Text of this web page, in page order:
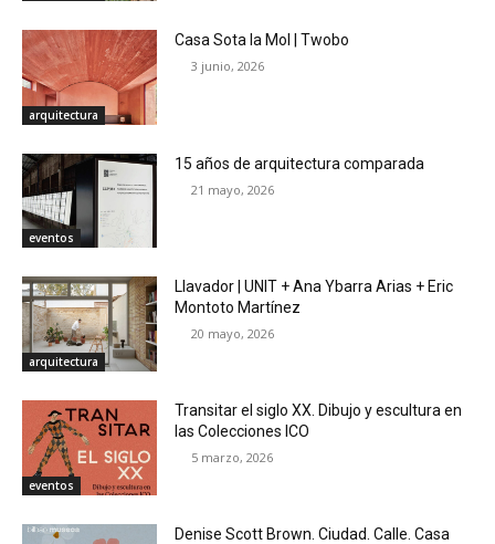
arquitectura
Casa Sota la Mol | Twobo
3 junio, 2026
eventos
15 años de arquitectura comparada
21 mayo, 2026
arquitectura
Llavador | UNIT + Ana Ybarra Arias + Eric
Montoto Martínez
20 mayo, 2026
eventos
Transitar el siglo XX. Dibujo y escultura en
las Colecciones ICO
5 marzo, 2026
Denise Scott Brown. Ciudad. Calle. Casa